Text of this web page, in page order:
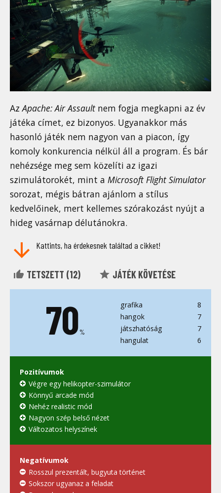
AzApache: Air Assaultnem fogja megkapni az év
játéka címet, ez bizonyos. Ugyanakkor más
hasonló játék nem nagyon van a piacon, így
komoly konkurencia nélkül áll a program. És bár
nehézsége meg sem közelíti az igazi
szimulátorokét, mint a Microsoft Flight Simulator
sorozat, mégis bátran ajánlom a stílus
kedvelőinek, mert kellemes szórakozást nyújt a
hideg vasárnap délutánokra.
Kattints, ha érdekesnek találtad a cikket!
TETSZETT (12) JÁTÉK KÖVETÉSE
70%
grafika
8
hangok
7
játszhatóság
7
hangulat
6
Pozitívumok
Végre egy helikopter-szimulátor
Könnyű arcade mód
Nehéz realistic mód
Nagyon szép belső nézet
Változatos helyszínek
Negatívumok
Rosszul prezentált, bugyuta történet
Sokszor ugyanaz a feladat